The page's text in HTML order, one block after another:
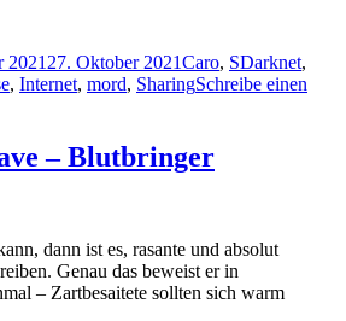
202127. Oktober 2021Caro, SDarknet,
, Internet, mord, SharingSchreibe einen
– Blutbringer
dann ist es, rasante und absolut
Genau das beweist er in
– Zartbesaitete sollten sich warm